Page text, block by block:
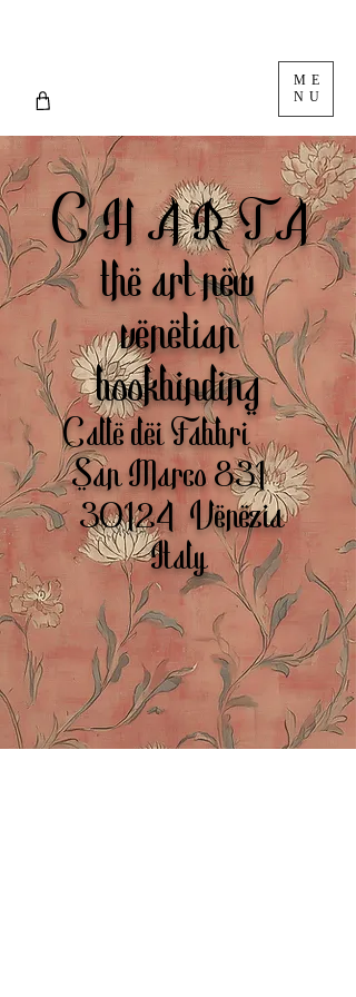
ME
NU
CH A R T A
the art new
venetian
bookbinding
Calle dei Fabbri
San Marco 831
30124 Venezia
Italy